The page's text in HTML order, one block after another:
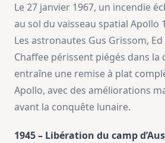
Le 27 janvier 1967, un incendie
au sol du vaisseau spatial Apollo
Les astronautes Gus Grissom,
Chaffee périssent piégés dans la
entraîne une remise à plat
Apollo, avec des améliorations
avant la conquête lunaire.
1945 – Libération du camp